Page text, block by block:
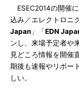
ESEC2014の開催
込み／エレクトロニ
Japan 」「EDN
ンし、来場予定者や
見どころ情報を開催
期後も速報やリポー
しい。